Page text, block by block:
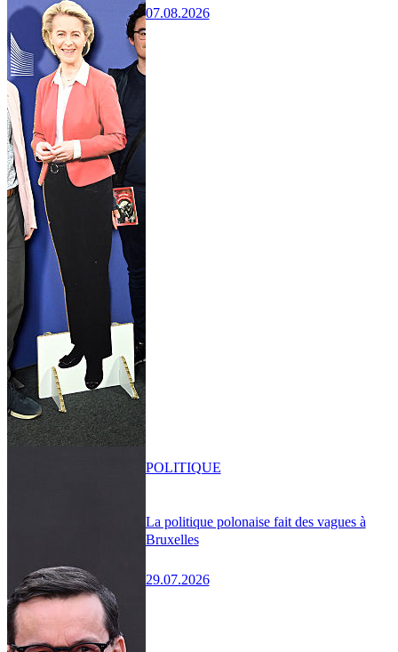
07.08.2026
La politique polonaise fait des vagues à
Bruxelles
29.07.2026
POLITIQUE